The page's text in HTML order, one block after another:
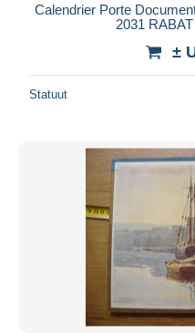
Calendrier Porte
2031
±
Statuut